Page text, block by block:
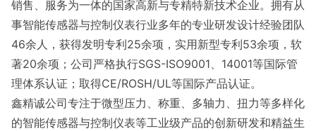
销售、服务为一体的国家高新与专精特新技术企业。拥有从
事智能传感器与控制仪表行业多年的专业研发设计经验团队
46余人，获得发明专利25余项，实用新型专利53余项，软
著20余项；公司严格执行SGS-ISO9001、14001等国际管
理体系认证；取得CE/ROSH/UL等国际产品认证。
鑫精诚公司专注于微型压力、称重、多轴力、扭力等多样化
的智能传感器与控制仪表等工业级产品的创新研发和精益生